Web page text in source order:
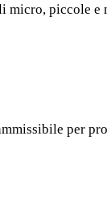
micro, piccole e
per